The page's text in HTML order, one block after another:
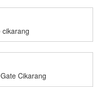
cikarang
Cikarang